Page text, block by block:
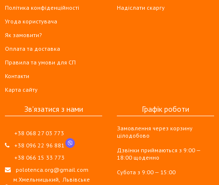
Політика конфіденційності
Угода користувача
Як замовити?
Оплата та доставка
Правила та умови для СП
Контакти
Карта сайту
Надіслати скаргу
Зв'язатися з нами
+38 068 27 03 773
+38 096 22 96 881
+38 066 15 33 773
polotenca.org@gmail.com
м.Хмельницький, Львівське
Графік роботи
Замовлення через корзину
цілодобово
Дзвінки приймаються з 9:00 —
18:00 щоденно
Субота з 9:00 — 15:00